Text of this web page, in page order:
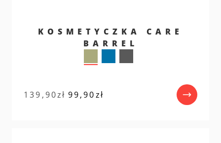
KOSMETYCZKA CARE
BARREL
139,90zł cena
99,90zł